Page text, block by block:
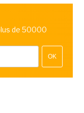
de 50000
OK